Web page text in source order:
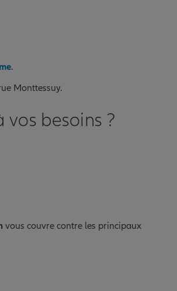
.
Monttessuy.
besoins ?
vous couvre contre les principaux